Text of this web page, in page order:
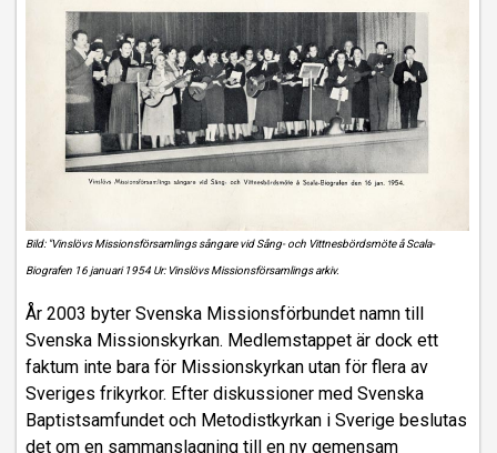
Bild: "Vinslövs Missionsförsamlings sångare vid Sång- och Vittnesbördsmöte å Scala-
Biografen 16 januari 1954 Ur: Vinslövs Missionsförsamlings arkiv.
År 2003 byter Svenska Missionsförbundet namn till
Svenska Missionskyrkan. Medlemstappet är dock ett
faktum inte bara för Missionskyrkan utan för flera av
Sveriges frikyrkor. Efter diskussioner med Svenska
Baptistsamfundet och Metodistkyrkan i Sverige beslutas
det om en sammanslagning till en ny gemensam